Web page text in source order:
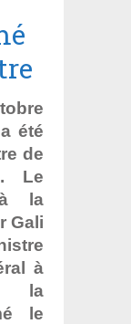
été
de
Le
la
Gali
à
la
le